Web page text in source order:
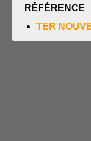
RÉFÉRENCE
TER